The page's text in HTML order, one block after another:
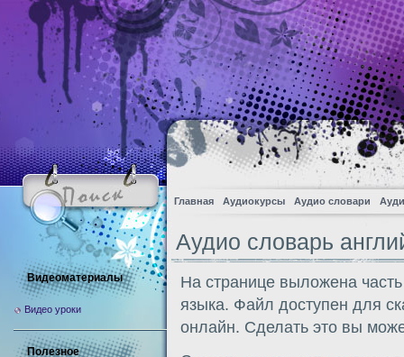
Главная Аудиокурсы Аудио словари
Аудио словарь
На странице выложена
языка. Файл доступен для
онлайн. Сделать это вы
Видеоматериалы
Видео уроки
Полезное